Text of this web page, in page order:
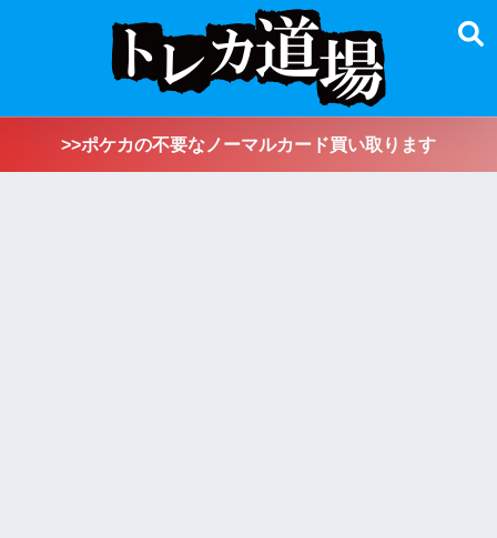
>>ポケカの不要なノーマルカード買い取ります